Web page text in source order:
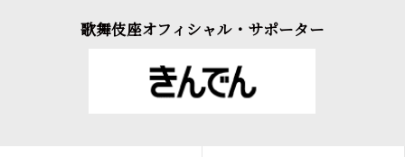
歌舞伎座オフィシャル・サポーター